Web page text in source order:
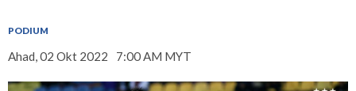
PODIUM
Ahad, 02 Okt 2022 7:00 AM MYT